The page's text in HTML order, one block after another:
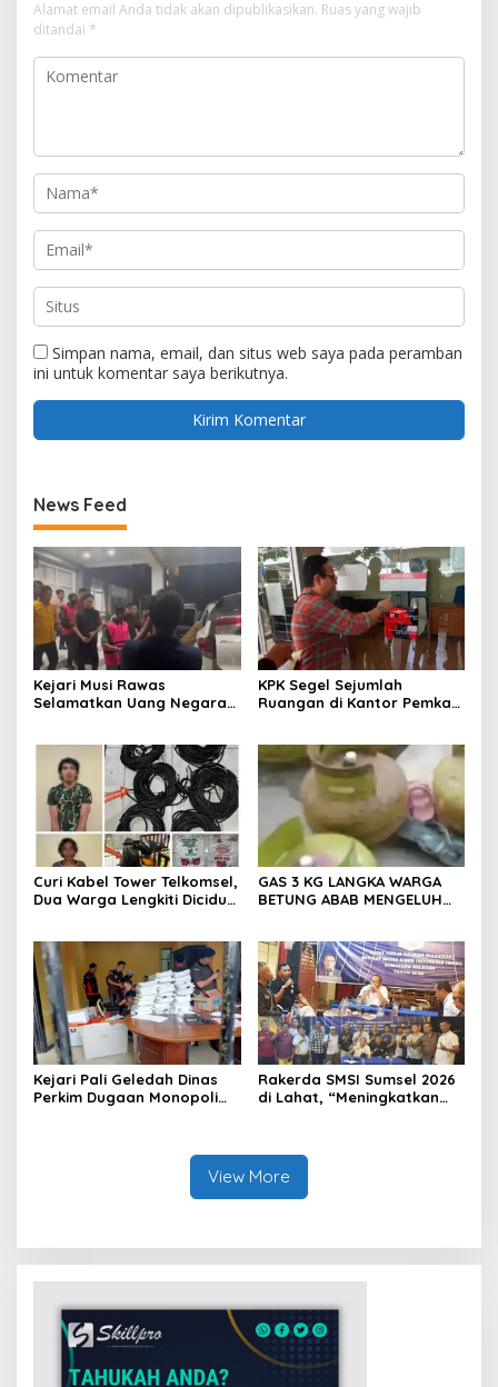
Alamat email Anda tidak akan dipublikasikan. Ruas yang wajib
ditandai *
Simpan nama, email, dan situs web saya pada peramban
ini untuk komentar saya berikutnya.
News Feed
Kejari Musi Rawas
Selamatkan Uang Negara
KPK Segel Sejumlah
Ruangan di Kantor Pemkab
Curi Kabel Tower Telkomsel,
Dua Warga Lengkiti Diciduk
GAS 3 KG LANGKA WARGA
BETUNG ABAB MENGELUH
Kejari Pali Geledah Dinas
Perkim Dugaan Monopoli
Rakerda SMSI Sumsel 2026
di Lahat, “Meningkatkan
View More